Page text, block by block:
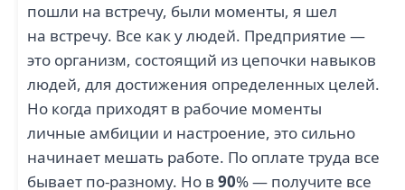
пошли на встречу, были моменты, я шел
на встречу. Все как у людей. Предприятие —
это организм, состоящий из цепочки навыков
людей, для достижения определенных целей.
Но когда приходят в рабочие моменты
личные амбиции и настроение, это сильно
начинает мешать работе. По оплате труда все
бывает по-разному. Но в 90% — получите все